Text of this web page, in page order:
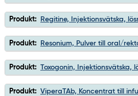
Produkt: Regitine, Injektionsvätska,
Produkt: Resonium, Pulver till oral/
Produkt: Toxogonin, Injektionsvätska,
Produkt: ViperaTAb, Koncentrat till